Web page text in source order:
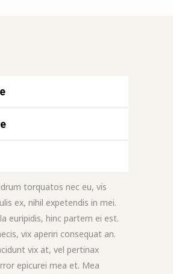
torquatos nec eu, vis
ex, nihil expetendis in mei.
euripidis, hinc partem ei est.
vix aperiri consequat an.
vix at, vel pertinax
epicurei mea et. Mea